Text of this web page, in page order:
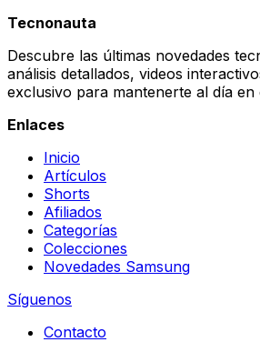
Tecnonauta
Descubre las últimas novedades
análisis detallados, videos
exclusivo para mantenerte al día en
Enlaces
Inicio
Artículos
Shorts
Afiliados
Categorías
Colecciones
Novedades Samsung
Síguenos
Contacto